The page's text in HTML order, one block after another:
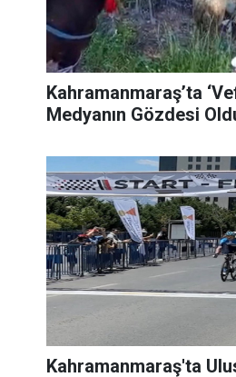
Kahramanmaraş’ta
Medyanın Gözdesi
Kahramanmaraş'ta